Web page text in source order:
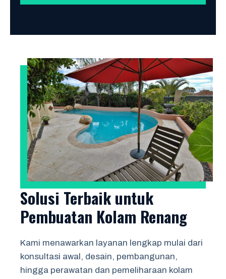
Solusi Terbaik untuk
Pembuatan Kolam Renang
Kami menawarkan layanan lengkap mulai dari
konsultasi awal, desain, pembangunan,
hingga perawatan dan pemeliharaan kolam